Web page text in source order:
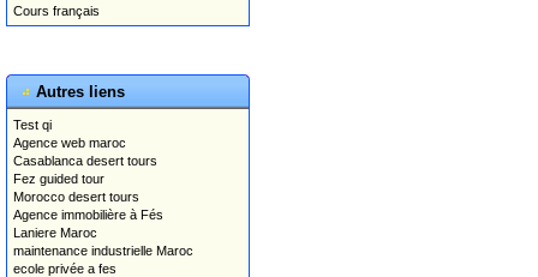
Cours français
Autres liens
Test qi
Agence web maroc
Casablanca desert tours
Fez guided tour
Morocco desert tours
Agence immobilière à Fés
Laniere Maroc
maintenance industrielle Maroc
ecole privée a fes